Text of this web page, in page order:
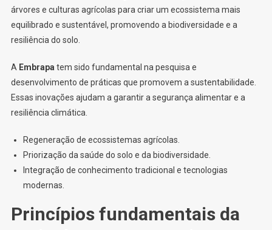
árvores e culturas agrícolas para criar um ecossistema mais
equilibrado e sustentável, promovendo a biodiversidade e a
resiliência do solo.
A Embrapa tem sido fundamental na pesquisa e
desenvolvimento de práticas que promovem a sustentabilidade.
Essas inovações ajudam a garantir a segurança alimentar e a
resiliência climática.
Regeneração de ecossistemas agrícolas.
Priorização da saúde do solo e da biodiversidade.
Integração de conhecimento tradicional e tecnologias
modernas.
Princípios fundamentais da